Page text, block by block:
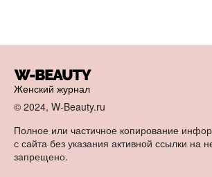
Женский журнал
© 2024, W-Beauty.ru
Полное или частичное копирование
с сайта без указания активной ссылки на
запрещено.